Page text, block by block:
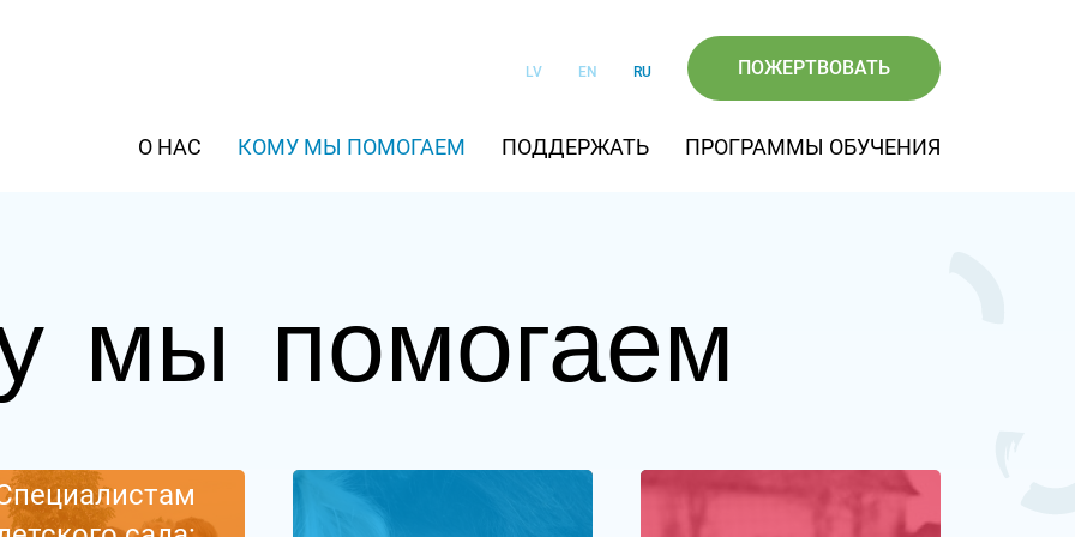
О НАС КОМУ МЫ ПОМОГАЕМ ПОДДЕРЖАТЬ ПРОГРАММЫ ОБУЧЕНИЯ
LV EN RU ПОЖЕРТВОВАТЬ
мы помогаем